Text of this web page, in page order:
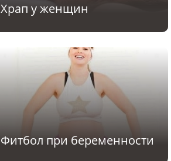
Храп у женщин
Фитбол при беременности